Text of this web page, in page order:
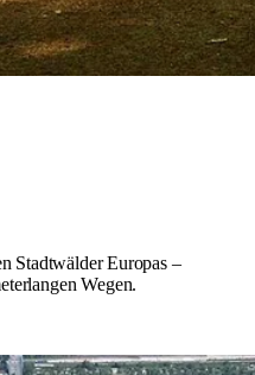
Stadtwälder Europas –
Wegen.